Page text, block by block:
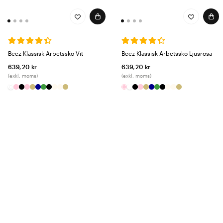
Beez Klassisk Arbetssko Vit
639,20 kr
(exkl. moms)
Beez Klassisk Arbetssko Ljusrosa
639,20 kr
(exkl. moms)